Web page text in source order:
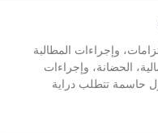
وإجراءات المطالبة
الحضانة، وإجراءات
حاسمة تتطلب دراية